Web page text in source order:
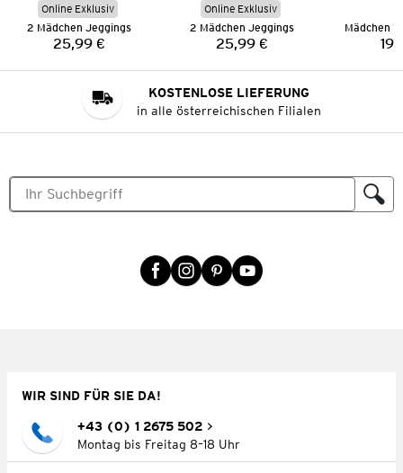
Online Exklusiv
2 Mädchen Jeggings
Preis:
25,99 €
Online Exklusiv
2 Mädchen Jeggings
Preis:
25,99 €
KOSTENLOSE LIEFERUNG
in alle österreichischen Filialen
WIR SIND FÜR SIE DA!
+43 (0) 1 2675 502
Montag bis Freitag 8–18 Uhr